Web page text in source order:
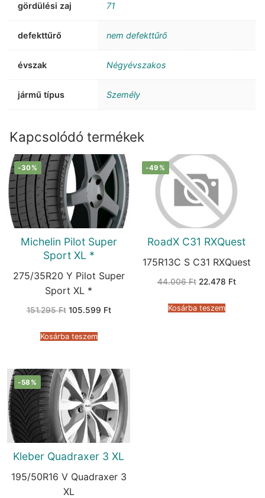
gördülési zaj 71
defekttűrő nem defekttűrő
évszak Négyévszakos
jármű típus Személy
Kapcsolódó termékek
-30%
Michelin Pilot Super
Sport XL *
275/35R20 Y Pilot Super
Sport XL *
151.295Ft Original
151.295 Ft.
105.599 FtCurrent
Kosárba teszem
-49%
RoadX C31 RXQuest
175R13C S C31 RXQuest
44.006Ft Original
44.006 Ft.
22.478 FtCurrent
Kosárba teszem
-58%
Kleber Quadraxer 3 XL
195/50R16 V Quadraxer 3
XL